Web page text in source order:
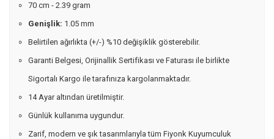
70 cm - 2.39 gram
Genişlik: 1.05 mm
Belirtilen ağırlıkta (+/-) %10 değişiklik gösterebilir.
Garanti Belgesi, Orijinallik Sertifikası ve Faturası ile birlikte
Sigortalı Kargo ile tarafınıza kargolanmaktadır.
14 Ayar altından üretilmiştir.
Günlük kullanıma uygundur.
Zarif, modern ve şık tasarımlarıyla tüm Fiyonk Kuyumculuk